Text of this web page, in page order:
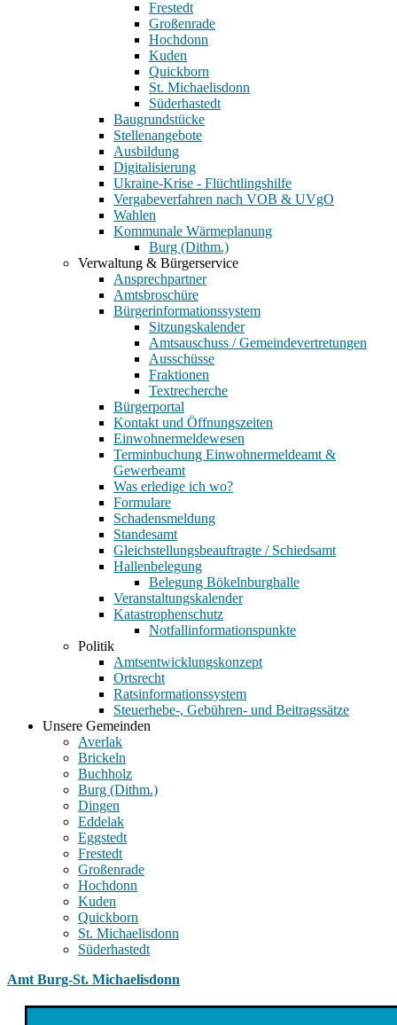
Frestedt
Großenrade
Hochdonn
Kuden
Quickborn
St. Michaelisdonn
Süderhastedt
Baugrundstücke
Stellenangebote
Ausbildung
Digitalisierung
Ukraine-Krise - Flüchtlingshilfe
Vergabeverfahren nach VOB & UVgO
Wahlen
Kommunale Wärmeplanung
Burg (Dithm.)
Verwaltung & Bürgerservice
Ansprechpartner
Amtsbroschüre
Bürgerinformationssystem
Sitzungskalender
Amtsauschuss / Gemeindevertretungen
Ausschüsse
Fraktionen
Textrecherche
Bürgerportal
Kontakt und Öffnungszeiten
Einwohnermeldewesen
Terminbuchung Einwohnermeldeamt &
Gewerbeamt
Was erledige ich wo?
Formulare
Schadensmeldung
Standesamt
Gleichstellungsbeauftragte / Schiedsamt
Hallenbelegung
Belegung Bökelnburghalle
Veranstaltungskalender
Katastrophenschutz
Notfallinformationspunkte
Politik
Amtsentwicklungskonzept
Ortsrecht
Ratsinformationssystem
Steuerhebe-, Gebühren- und Beitragssätze
Unsere Gemeinden
Averlak
Brickeln
Buchholz
Burg (Dithm.)
Dingen
Eddelak
Eggstedt
Frestedt
Großenrade
Hochdonn
Kuden
Quickborn
St. Michaelisdonn
Süderhastedt
Amt Burg-St. Michaelisdonn